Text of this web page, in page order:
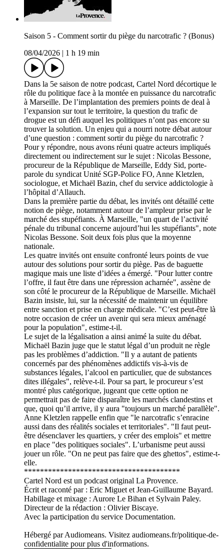
Saison 5 - Comment sortir du piège du narcotrafic ? (Bonus)
08/04/2026
1 h 19 min
Dans la 5e saison de notre podcast, Cartel Nord décortique le
rôle du politique face à la montée en puissance du narcotrafic
à Marseille. De l’implantation des premiers points de deal à
l’expansion sur tout le territoire, la question du trafic de
drogue est un défi auquel les politiques n’ont pas encore su
trouver la solution. Un enjeu qui a nourri notre débat autour
d’une question : comment sortir du piège du narcotrafic ?
Pour y répondre, nous avons réuni quatre acteurs impliqués
directement ou indirectement sur le sujet : Nicolas Bessone,
procureur de la République de Marseille, Eddy Sid, porte-
parole du syndicat Unité SGP-Police FO, Anne Kletzlen,
sociologue, et Michaël Bazin, chef du service addictologie à
l’hôpital d’Allauch.
Dans la première partie du débat, les invités ont détaillé cette
notion de piège, notamment autour de l’ampleur prise par le
marché des stupéfiants. À Marseille, "un quart de l’activité
pénale du tribunal concerne aujourd’hui les stupéfiants", note
Nicolas Bessone. Soit deux fois plus que la moyenne
nationale.
Les quatre invités ont ensuite confronté leurs points de vue
autour des solutions pour sortir du piège. Pas de baguette
magique mais une liste d’idées a émergé. "Pour lutter contre
l’offre, il faut être dans une répression acharnée", assène de
son côté le procureur de la République de Marseille. Michaël
Bazin insiste, lui, sur la nécessité de maintenir un équilibre
entre sanction et prise en charge médicale. "C’est peut-être là
notre occasion de créer un avenir qui sera mieux aménagé
pour la population", estime-t-il.
Le sujet de la légalisation a ainsi animé la suite du débat.
Michaël Bazin juge que le statut légal d’un produit ne règle
pas les problèmes d’addiction. "Il y a autant de patients
concernés par des phénomènes addictifs vis-à-vis de
substances légales, l’alcool en particulier, que de substances
dites illégales", relève-t-il. Pour sa part, le procureur s’est
montré plus catégorique, jugeant que cette option ne
permettrait pas de faire disparaître les marchés clandestins et
que, quoi qu’il arrive, il y aura "toujours un marché parallèle".
Anne Kletzlen rappelle enfin que "le narcotrafic s’enracine
aussi dans des réalités sociales et territoriales". "Il faut peut-
être désenclaver les quartiers, y créer des emplois" et mettre
en place "des politiques sociales". L’urbanisme peut aussi
jouer un rôle. "On ne peut pas faire que des ghettos", estime-t-
elle.
***************************************
Cartel Nord est un podcast original La Provence.
Écrit et raconté par : Eric Miguet et Jean-Guillaume Bayard.
Habillage et mixage : Aurore Le Bihan et Sylvain Paley.
Directeur de la rédaction : Olivier Biscaye.
Avec la participation du service Documentation.
Hébergé par Audiomeans. Visitez audiomeans.fr/politique-de-
confidentialite pour plus d'informations.